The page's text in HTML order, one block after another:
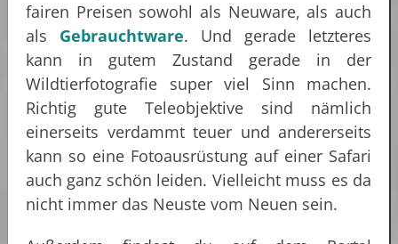
fairen Preisen sowohl als Neuware, als auch
als Gebrauchtware. Und gerade letzteres
kann in gutem Zustand gerade in der
Wildtierfotografie super viel Sinn machen.
Richtig gute Teleobjektive sind nämlich
einerseits verdammt teuer und andererseits
kann so eine Fotoausrüstung auf einer Safari
auch ganz schön leiden. Vielleicht muss es da
nicht immer das Neuste vom Neuen sein.